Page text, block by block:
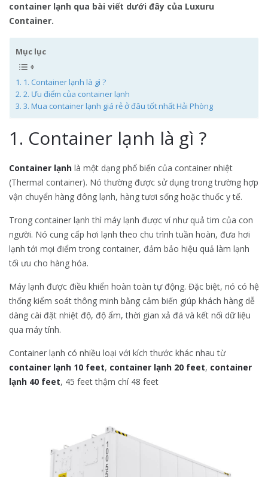
container lạnh qua bài viết dưới đây của Luxuru
Container.
Mục lục
1. Container lạnh là gì ?
2. Ưu điểm của container lạnh
3. Mua container lạnh giá rẻ ở đâu tốt nhất Hải Phòng
1. Container lạnh là gì ?
Container lạnh là một dạng phổ biến của container nhiệt
(Thermal container). Nó thường được sử dụng trong trường hợp
vận chuyển hàng đông lạnh, hàng tươi sống hoặc thuốc y tế.
Trong container lạnh thì máy lạnh được ví như quả tim của con
người. Nó cung cấp hơi lạnh theo chu trình tuần hoàn, đưa hơi
lạnh tới mọi điểm trong container, đảm bảo hiệu quả làm lạnh
tối ưu cho hàng hóa.
Máy lạnh được điều khiển hoàn toàn tự động. Đặc biệt, nó có hệ
thống kiểm soát thông minh bằng cảm biến giúp khách hàng dễ
dàng cài đặt nhiệt độ, độ ẩm, thời gian xả đá và kết nối dữ liệu
qua máy tính.
Container lạnh có nhiều loại với kích thước khác nhau từ
container lạnh 10 feet, container lạnh 20 feet, container
lạnh 40 feet, 45 feet thậm chí 48 feet